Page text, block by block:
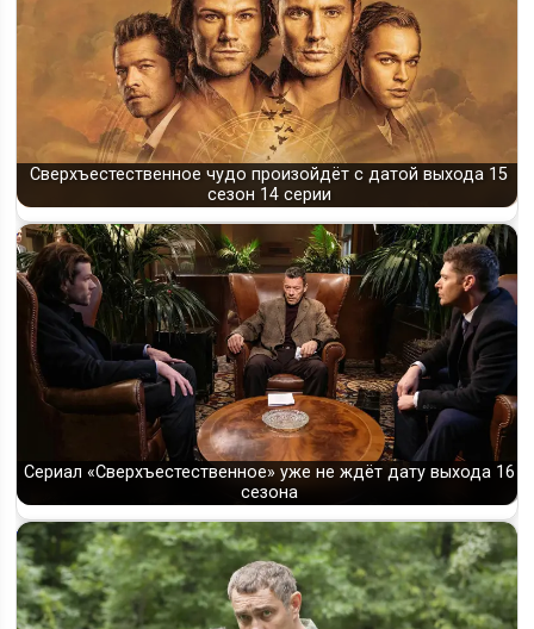
Сверхъестественное чудо произойдёт с датой выхода 15
сезон 14 серии
Сериал «Сверхъестественное» уже не ждёт дату выхода 16
сезона